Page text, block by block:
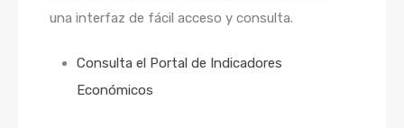
una interfaz de fácil acceso y consulta.
Consulta el Portal de Indicadores
Económicos